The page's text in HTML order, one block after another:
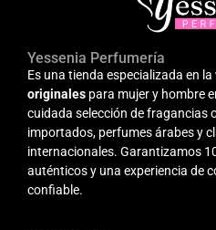
Yessenia Perfumería
Es una tienda especializada en la
originales para mujer y hombre
cuidada selección de fragancias
importados, perfumes árabes y
internacionales. Garantizamos
auténticos y una experiencia de
confiable.